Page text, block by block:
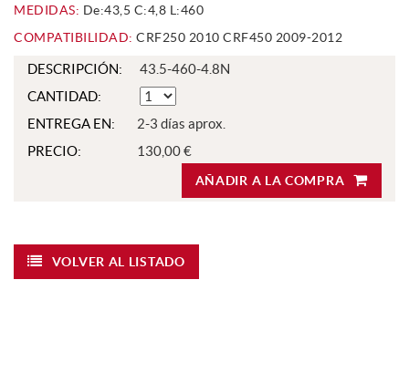
MEDIDAS: De:43,5 C:4,8 L:460
COMPATIBILIDAD: CRF250 2010 CRF450 2009-2012
DESCRIPCIÓN:
43.5-460-4.8N
CANTIDAD:
ENTREGA EN:
2-3 días aprox.
PRECIO:
130,00 €
AÑADIR A LA COMPRA
VOLVER AL LISTADO